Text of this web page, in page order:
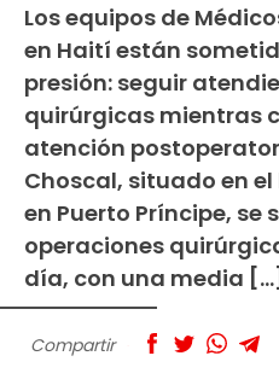
Los equipos de
en Haití están
presión: seguir
quirúrgicas mientras
atención
Choscal, situado en
en Puerto Príncipe,
operaciones
día, con una media […]
Compartir